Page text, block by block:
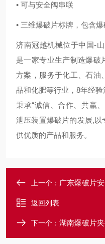
• 可与安全阀串联
• 三维爆破片标牌，包含
济南冠越机械位于中国-
是一家专业生产制造爆破
方案，服务于化工、石油
品和化肥等行业，8年经
秉承“诚信、合作、共赢
泄压装置爆破片的发展,
供优质的产品和服务。
上一个： 广东爆破片
返回列表
下一个： 湖南爆破片